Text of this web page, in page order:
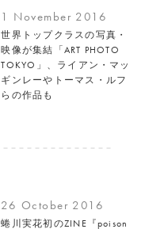
1 November 2016
世界トップクラスの写真・
映像が集結「ART PHOTO
TOKYO」、ライアン・マッ
ギンレーやトーマス・ルフ
らの作品も
26 October 2016
蜷川実花初のZINE『poison